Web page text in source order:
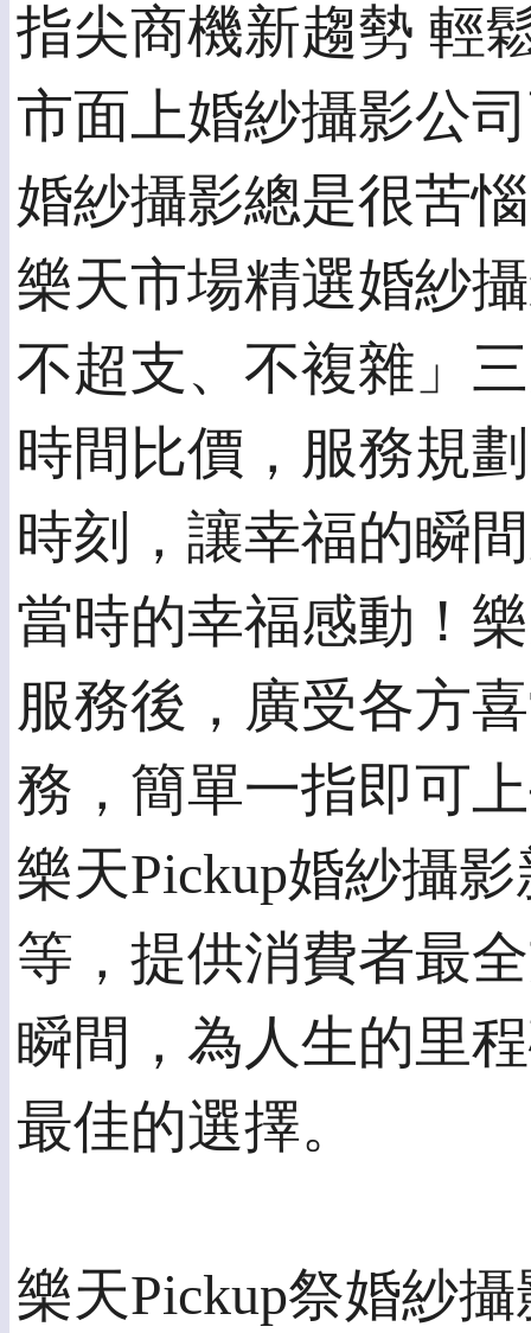
指尖商機新趨勢 輕
市面上婚紗攝影公
婚紗攝影總是很苦
樂天市場精選婚紗
不超支、不複雜」
時間比價，服務規
時刻，讓幸福的瞬
當時的幸福感動！
服務後，廣受各方
務，簡單一指即可
樂天Pickup婚紗攝
等，提供消費者最
瞬間，為人生的里
最佳的選擇。
樂天Pickup祭婚紗